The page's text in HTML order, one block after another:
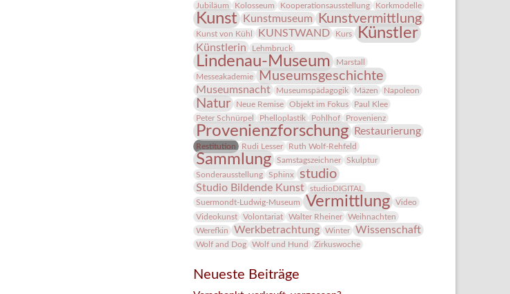
Jubiläum
Kolosseum Kooperationsausstellung Korkmodelle
Kunst Kunstmuseum Kunstvermittlung
Kunst von Kühl KUNSTWAND Kurs Künstler
Künstlerin Lehmbruck
Lindenau-Museum
Marstall
Messeakademie
Museumsgeschichte
Museumsnacht Museumspädagogik Mäzen Napoleon
Natur Neue Remise Objekt im Fokus
Paul Klee
Peter Schnürpel
Phelloplastik Pohlhof Provenienz
Provenienzforschung Restaurierung
Restitution Rudi Lesser Ruth Wolf-Rehfeld
Sammlung Samstagszeichner
Skulptur
Sonderausstellung
Sphinx studio
Studio Bildende Kunst
studioDIGITAL
Suermondt-Ludwig-Museum
Vermittlung
Video
Videokunst
Volontariat Walter Rheiner
Weihnachten
Werefkin
Werkbetrachtung Winter Wissenschaft
Wolf and Dog Wolf und Hund Zirkuswoche
Neueste Beiträge